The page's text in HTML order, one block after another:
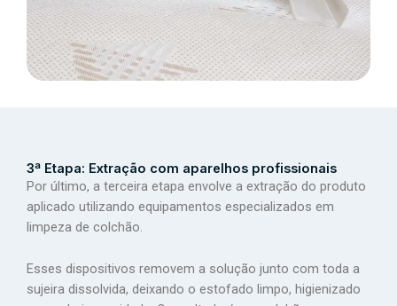
3ª Etapa: Extração com aparelhos profissionais
Por último, a terceira etapa envolve a extração do produto
aplicado utilizando equipamentos especializados em
limpeza de colchão.
Esses dispositivos removem a solução junto com toda a
sujeira dissolvida, deixando o estofado limpo, higienizado